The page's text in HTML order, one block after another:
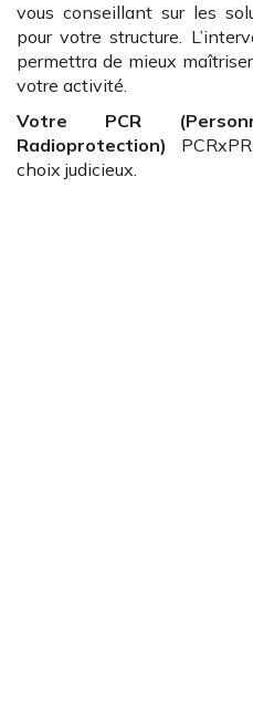
vous conseillant sur les
pour votre structure.
permettra de mieux
votre activité.
Votre PCR
Radioprotection)
choix judicieux.